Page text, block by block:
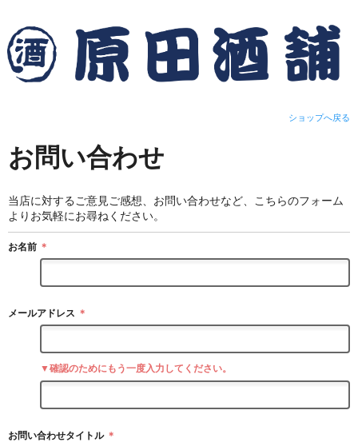
ショップへ戻る
お問い合わせ
当店に対するご意見ご感想、お問い合わせなど、こちらのフォーム
よりお気軽にお尋ねください。
お名前 ＊
メールアドレス ＊
▼確認のためにもう一度入力してください。
お問い合わせタイトル ＊